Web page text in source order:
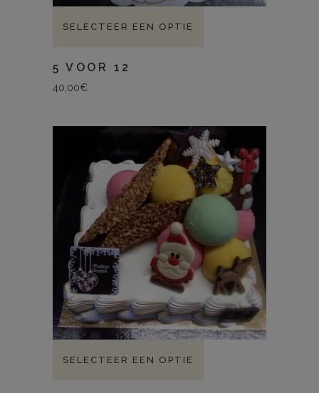
SELECTEER EEN OPTIE
5 VOOR 12
40,00€
SELECTEER EEN OPTIE